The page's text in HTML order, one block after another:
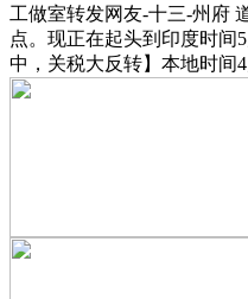
工做室转发网友-十三-州府
点。现正在起头到印度时间
中，关税大反转】本地时间4